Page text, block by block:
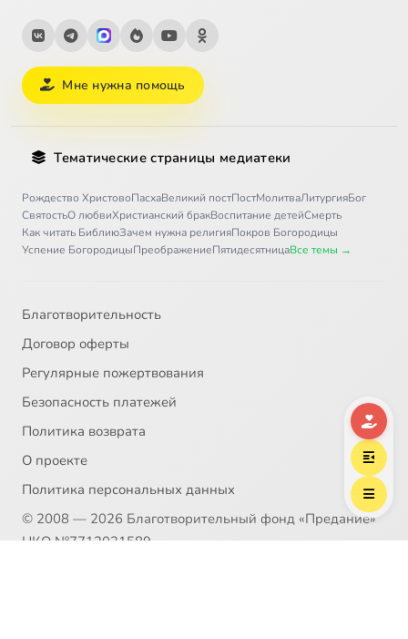
Мне нужна помощь
Тематические страницы медиатеки
Рождество ХристовоПасхаВеликий постПостМолитваЛитургияБог
СвятостьО любвиХристианский бракВоспитание детейСмерть
Как читать БиблиюЗачем нужна религияПокров Богородицы
Успение БогородицыПреображениеПятидесятницаВсе темы →
Благотворительность
Договор оферты
Регулярные пожертвования
Безопасность платежей
Политика возврата
О проекте
Политика персональных данных
© 2008 — 2026 Благотворительный фонд «Предание»
НКО №7712031589